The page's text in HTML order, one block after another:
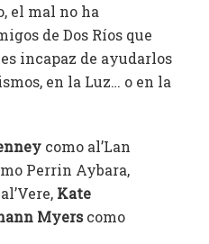
el mal no ha
de Dos Ríos que
incapaz de ayudarlos
en la Luz… o en la
como al’Lan
Perrin Aybara,
Kate
Myerscomo